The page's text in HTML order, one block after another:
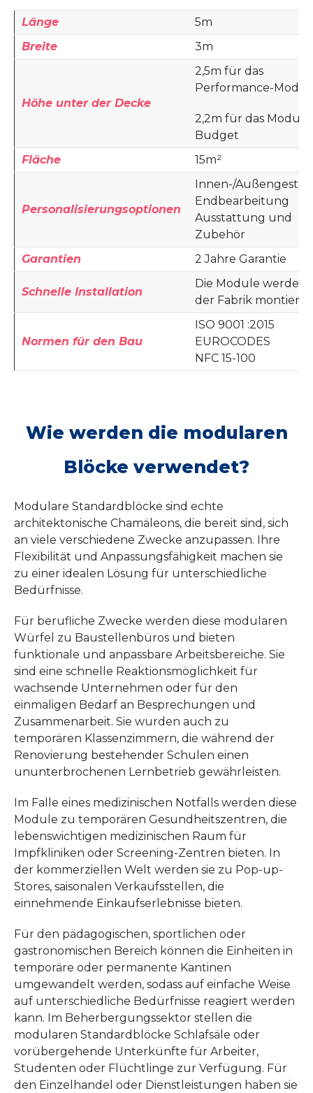
Länge
5m
Breite
3m
Höhe unter der Decke
2,5m für das
Performance-Modul
2,2m für das Modul
Budget
Fläche
15m²
Personalisierungsoptionen
Innen-/
Endbearbeitung
Ausstattung und
Zubehör
Garantien
2 Jahre Garantie
Schnelle Installation
Die Module werden
der Fabrik montiert
Normen für den Bau
ISO 9001 :2015
EUROCODES
NFC 15-100
Wie werden die modularen
Blöcke verwendet?
Modulare Standardblöcke sind echte
architektonische Chamäleons, die bereit sind, sich
an viele verschiedene Zwecke anzupassen. Ihre
Flexibilität und Anpassungsfähigkeit machen sie
zu einer idealen Lösung für unterschiedliche
Bedürfnisse.
Für berufliche Zwecke werden diese modularen
Würfel zu Baustellenbüros und bieten
funktionale und anpassbare Arbeitsbereiche. Sie
sind eine schnelle Reaktionsmöglichkeit für
wachsende Unternehmen oder für den
einmaligen Bedarf an Besprechungen und
Zusammenarbeit. Sie wurden auch zu
temporären Klassenzimmern, die während der
Renovierung bestehender Schulen einen
ununterbrochenen Lernbetrieb gewährleisten.
Im Falle eines medizinischen Notfalls werden diese
Module zu temporären Gesundheitszentren, die
lebenswichtigen medizinischen Raum für
Impfkliniken oder Screening-Zentren bieten. In
der kommerziellen Welt werden sie zu Pop-up-
Stores, saisonalen Verkaufsstellen, die
einnehmende Einkaufserlebnisse bieten.
Für den pädagogischen, sportlichen oder
gastronomischen Bereich können die Einheiten in
temporäre oder permanente Kantinen
umgewandelt werden, sodass auf einfache Weise
auf unterschiedliche Bedürfnisse reagiert werden
kann. Im Beherbergungssektor stellen die
modularen Standardblöcke Schlafsäle oder
vorübergehende Unterkünfte für Arbeiter,
Studenten oder Flüchtlinge zur Verfügung. Für
den Einzelhandel oder Dienstleistungen haben sie